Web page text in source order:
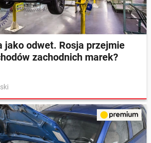
jako odwet. Rosja przejmie
zachodnich marek?